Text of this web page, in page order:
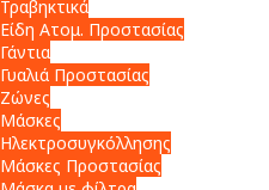
Τραβηκτικά
Είδη Ατομ. Προστασίας
Γάντια
Γυαλιά Προστασίας
Ζώνες
Μάσκες
Ηλεκτροσυγκόλλησης
Μάσκες Προστασίας